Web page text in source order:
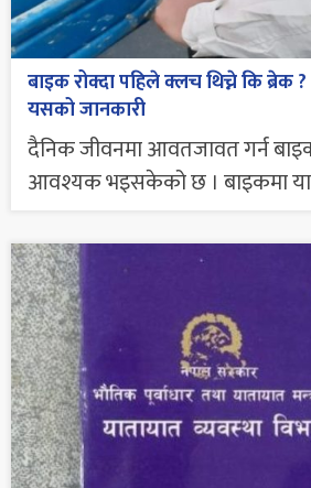
बाइक रोक्दा पहिले क्लच थिच्ने कि ब्रेक
यसको जानकारी
दैनिक जीवनमा आवतजावत गर्न
आवश्यक भइसकेको छ । बाइकमा